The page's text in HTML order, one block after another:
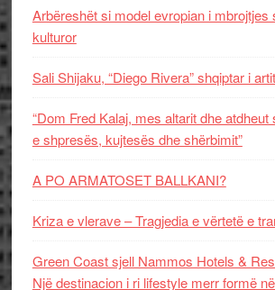
Arbëreshët si model evropian i mbrojtjes
kulturor
Sali Shijaku, “Diego Rivera” shqiptar i
“Dom Fred Kalaj, mes altarit dhe
e shpresës, kujtesës dhe shërbimit”
A PO ARMATOSET BALLKANI?
Kriza e vlerave – Tragjedia e vërtetë e
Green Coast sjell Nammos Hotels &
Një destinacion i ri lifestyle merr formë